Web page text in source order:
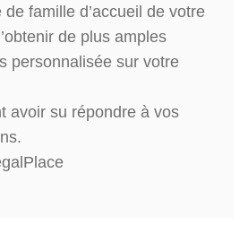
de famille d’accueil de votre
de plus amples
personnalisée sur votre
avoir su répondre à vos